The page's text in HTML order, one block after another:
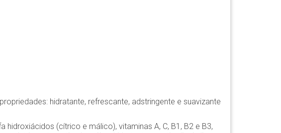
hidratante, refrescante, adstringente e suavizante
(cítrico e málico), vitaminas A, C, B1, B2 e B3,